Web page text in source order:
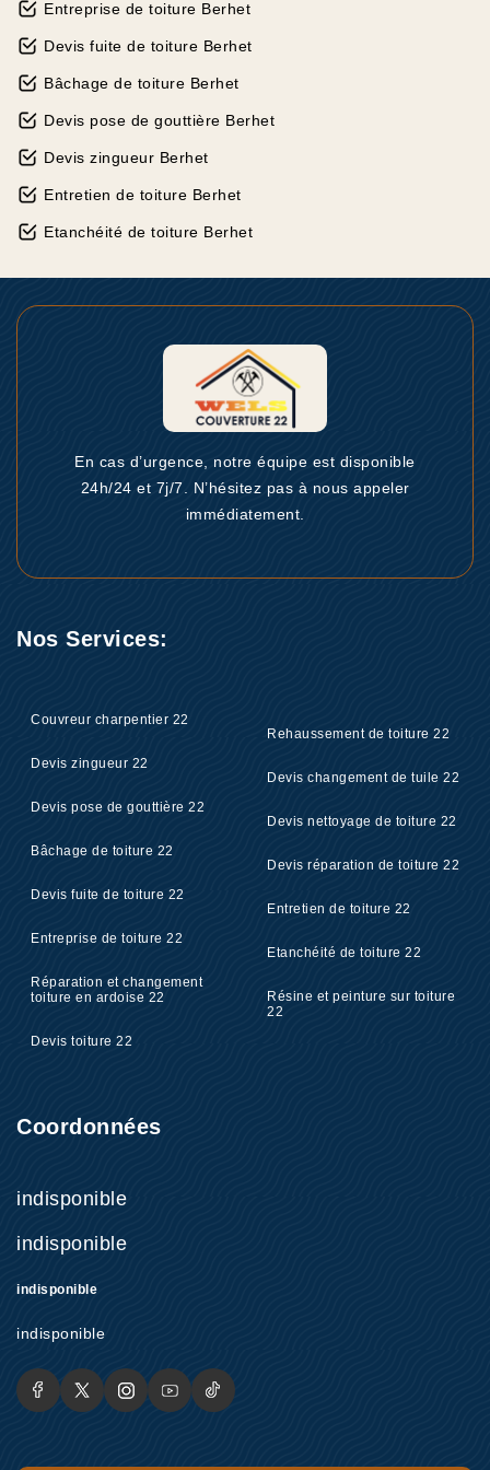
Entreprise de toiture Berhet
Devis fuite de toiture Berhet
Bâchage de toiture Berhet
Devis pose de gouttière Berhet
Devis zingueur Berhet
Entretien de toiture Berhet
Etanchéité de toiture Berhet
En cas d’urgence, notre équipe est disponible
24h/24 et 7j/7. N’hésitez pas à nous appeler
immédiatement.
Nos Services:
Couvreur charpentier 22
Devis zingueur 22
Devis pose de gouttière 22
Bâchage de toiture 22
Devis fuite de toiture 22
Entreprise de toiture 22
Réparation et changement
toiture en ardoise 22
Devis toiture 22
Rehaussement de toiture 22
Devis changement de tuile 22
Devis nettoyage de toiture 22
Devis réparation de toiture 22
Entretien de toiture 22
Etanchéité de toiture 22
Résine et peinture sur toiture
22
Coordonnées
indisponible
indisponible
indisponible
indisponible